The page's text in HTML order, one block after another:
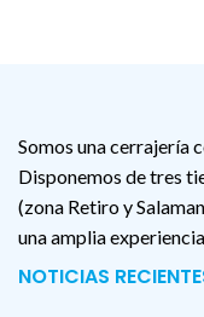
Somos una cerrajería
Disponemos de tres
(zona Retiro y
una amplia
NOTICIAS